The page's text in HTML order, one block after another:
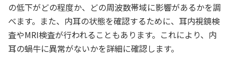
の低下がどの程度か、どの周波数帯域に影響があるかを調
べます。また、内耳の状態を確認するために、耳内視鏡検
査やMRI検査が行われることもあります。これにより、内
耳の蝸牛に異常がないかを詳細に確認します。